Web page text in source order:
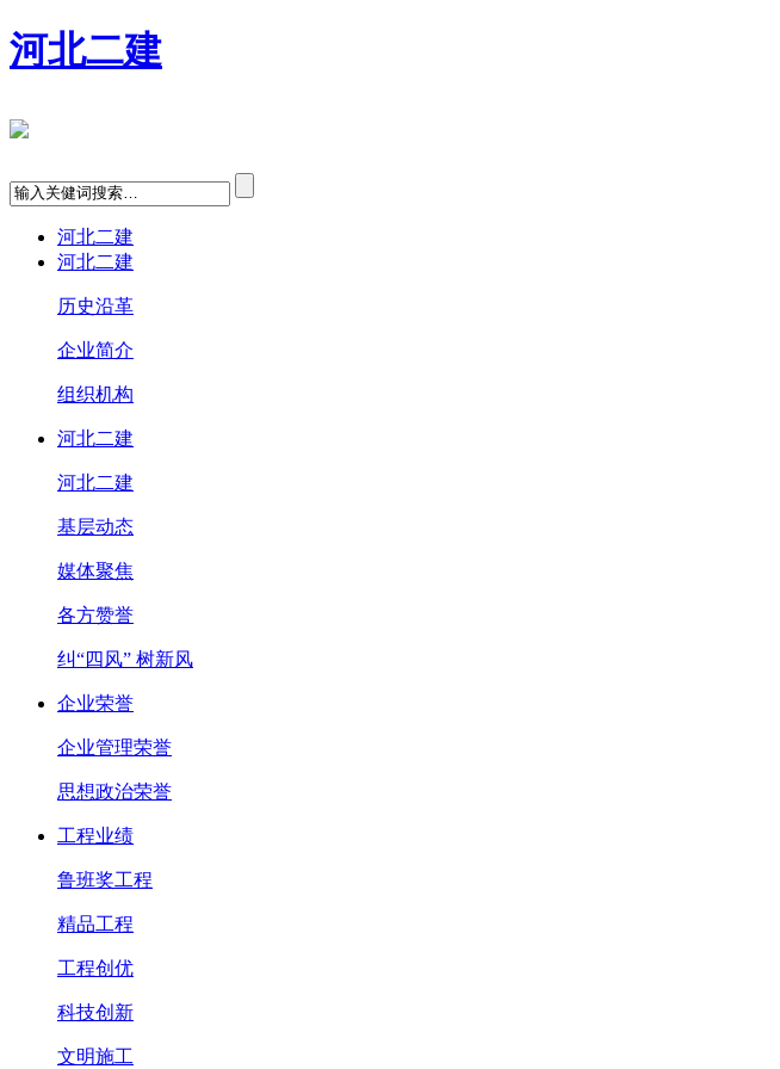
河北二建
河北二建
河北二建
历史沿革
企业简介
组织机构
河北二建
河北二建
基层动态
媒体聚焦
各方赞誉
纠“四风” 树新风
企业荣誉
企业管理荣誉
思想政治荣誉
工程业绩
鲁班奖工程
精品工程
工程创优
科技创新
文明施工